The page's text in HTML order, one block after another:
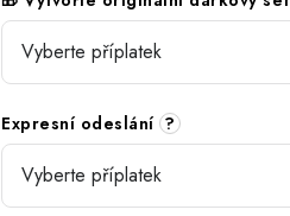
Expresní odeslání ?